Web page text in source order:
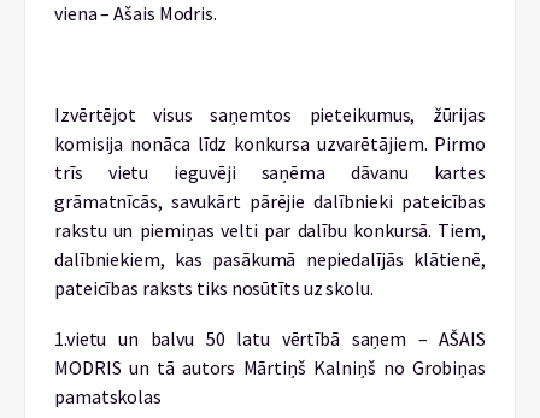
viena – Ašais Modris.
Izvērtējot visus saņemtos pieteikumus, žūrijas
komisija nonāca līdz konkursa uzvarētājiem. Pirmo
trīs vietu ieguvēji saņēma dāvanu kartes
grāmatnīcās, savukārt pārējie dalībnieki pateicības
rakstu un piemiņas velti par dalību konkursā. Tiem,
dalībniekiem, kas pasākumā nepiedalījās klātienē,
pateicības raksts tiks nosūtīts uz skolu.
1.vietu un balvu 50 latu vērtībā saņem – AŠAIS
MODRIS un tā autors Mārtiņš Kalniņš no Grobiņas
pamatskolas